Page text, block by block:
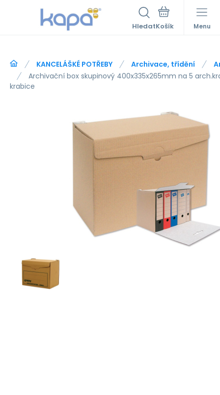
Hledat Menu
KANCELÁŠKÉ POTŘEBY Archivace, třídění
Archivační box skupinový 400x335x265mm na 5
krabice